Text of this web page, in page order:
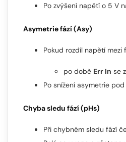
Po zvýšení napětí o 5 V
Asymetrie fází (Asy)
Pokud rozdíl napětí
po době Err In se
Po snížení asymetrie
Chyba sledu fází (pHs)
Při chybném sledu fází